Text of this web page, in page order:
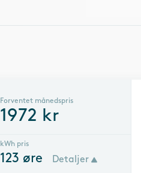
Forventet månedspris
1972 kr
kWh pris
123 øre Detaljer